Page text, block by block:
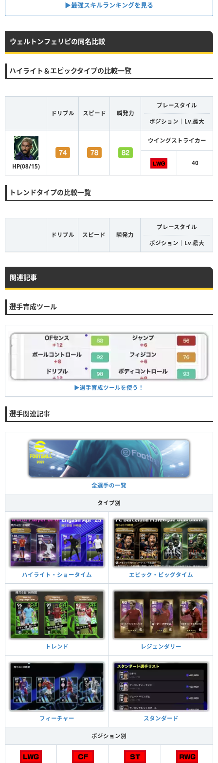
▶︎最強スキルランキングを見る
ウェルトンフェリピの同名比較
ハイライト＆エピックタイプの比較一覧
ドリブル スピード 瞬発力
プレースタイル
ポジション｜Lv.最大
HP(08/15)
ウイングストライカー
40
トレンドタイプの比較一覧
ドリブル スピード 瞬発力
プレースタイル
ポジション｜Lv.最大
関連記事
選手育成ツール
▶︎選手育成ツールを使う！
選手関連記事
全選手の一覧
タイプ別
ハイライト・ショータイム エピック・ビッグタイム
トレンド レジェンダリー
フィーチャー スタンダード
ポジション別